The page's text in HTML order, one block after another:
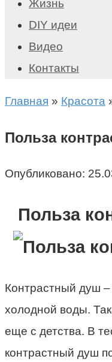
Жизнь
DIY идеи
Видео
Контакты
Главная » Красота
Польза
Опубликовано:
Польза
Контрастный душ –
холодной воды.
еще с детства. В
контрастный душ